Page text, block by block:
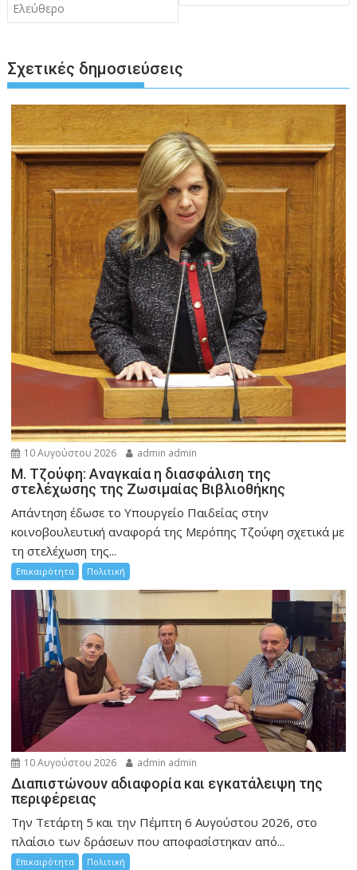
Ελεύθερο
Σχετικές δημοσιεύσεις
10 Αυγούστου 2026 admin admin
M. Τζούφη: Αναγκαία η διασφάλιση της
στελέχωσης της Ζωσιμαίας Βιβλιοθήκης
Απάντηση έδωσε το Υπουργείο Παιδείας στην
κοινοβουλευτική αναφορά της Μερόπης Τζούφη σχετικά με
τη στελέχωση της...
Επικαιρότητα Πολιτική
10 Αυγούστου 2026 admin admin
Διαπιστώνουν αδιαφορία και εγκατάλειψη της
περιφέρειας
Την Τετάρτη 5 και την Πέμπτη 6 Αυγούστου 2026, στο
πλαίσιο των δράσεων που αποφασίστηκαν από...
Επικαιρότητα Πολιτική